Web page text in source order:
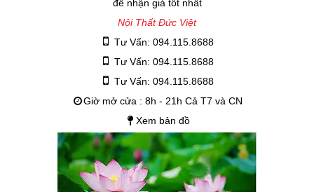
để nhận giá tốt nhất
Nội Thất Đức Việt
Tư Vấn: 094.115.8688
Tư Vấn: 094.115.8688
Tư Vấn: 094.115.8688
Giờ mở cửa : 8h - 21h Cả T7 và CN
Xem bản đồ